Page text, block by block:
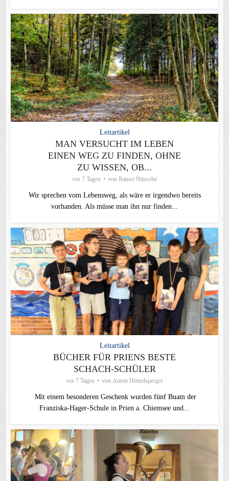
Leitartikel
MAN VERSUCHT IM LEBEN
EINEN WEG ZU FINDEN, OHNE
ZU WISSEN, OB...
vor 7 Tagen von Rainer Nitzsche
Wir sprechen vom Lebensweg, als wäre er irgendwo bereits
vorhanden. Als müsse man ihn nur finden...
Leitartikel
BÜCHER FÜR PRIENS BESTE
SCHACH-SCHÜLER
vor 7 Tagen von Anton Hötzelsperger
Mit einem besonderen Geschenk wurden fünf Buam der
Franziska-Hager-Schule in Prien a. Chiemsee und...